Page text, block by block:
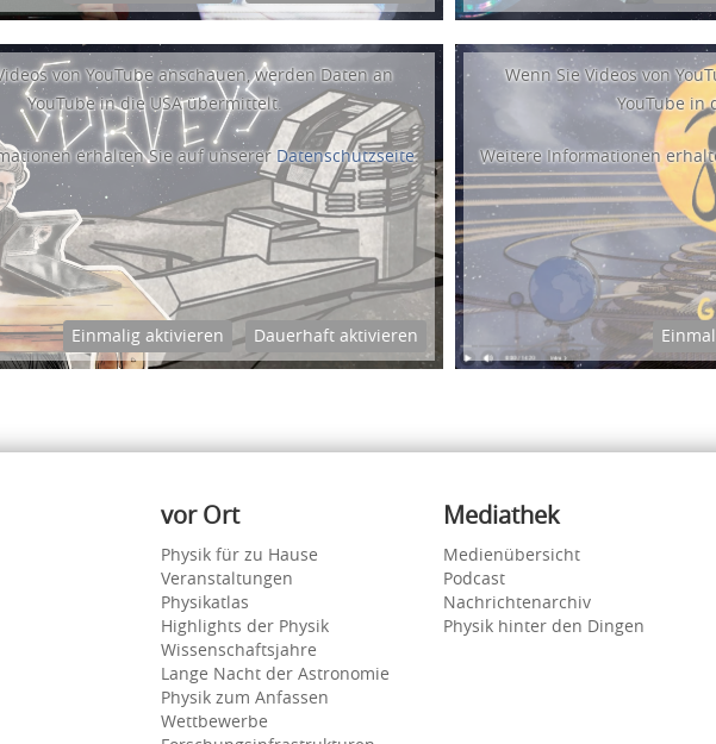
von YouTube anschauen, werden Daten an
YouTube in die USA übermittelt.
erhalten Sie auf unserer Datenschutzseite.
Einmalig aktivieren Dauerhaft aktivieren
Wenn Sie Videos von
YouTube in
Weitere Informationen
vor Ort
Physik für zu Hause
Veranstaltungen
Physikatlas
Highlights der Physik
Wissenschaftsjahre
Lange Nacht der Astronomie
Physik zum Anfassen
Wettbewerbe
Mediathek
Medienübersicht
Podcast
Nachrichtenarchiv
Physik hinter den Dingen